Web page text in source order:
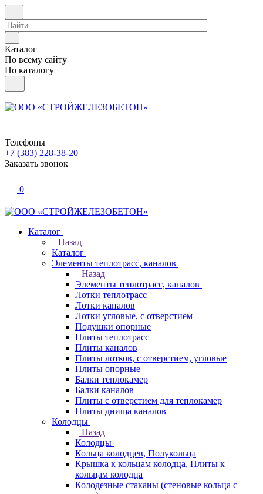
Каталог
По всему сайту
По каталогу
Телефоны
+7 (383) 228-38-20
Заказать звонок
0
Каталог
Назад
Каталог
Элементы теплотрасс, каналов
Назад
Элементы теплотрасс, каналов
Лотки теплотрасс
Лотки каналов
Лотки угловые, с отверстием
Подушки опорные
Плиты теплотрасс
Плиты каналов
Плиты лотков, с отверстием, угловые
Плиты опорные
Балки теплокамер
Балки каналов
Плиты с отверстием для теплокамер
Плиты днища каналов
Колодцы
Назад
Колодцы
Кольца колодцев, Полукольца
Крышка к кольцам колодца, Плиты к
кольцам колодца
Колодезные стаканы (стеновые кольца с